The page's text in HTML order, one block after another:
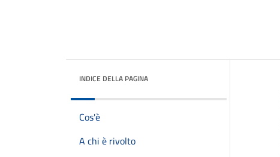
INDICE DELLA PAGINA
Cos'è
A chi è rivolto